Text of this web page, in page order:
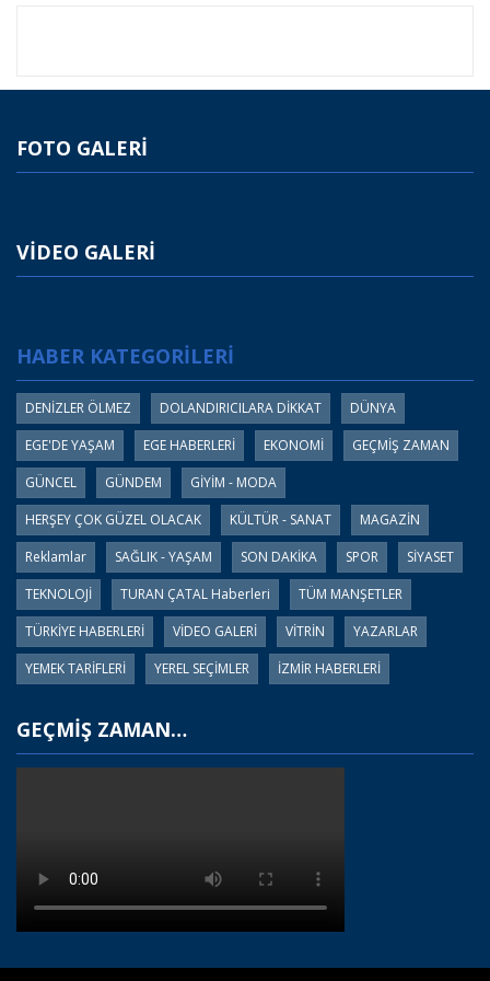
FOTO GALERİ
VİDEO GALERİ
HABER KATEGORİLERİ
DENİZLER ÖLMEZ DOLANDIRICILARA DİKKAT
DÜNYA
EGE'DE YAŞAM
EGE HABERLERİ EKONOMİ
GEÇMİŞ ZAMAN
GÜNCEL
GÜNDEM
GİYİM - MODA
HERŞEY ÇOK GÜZEL OLACAK
KÜLTÜR - SANAT
MAGAZİN
Reklamlar
SAĞLIK - YAŞAM SON DAKİKA SPOR
SİYASET
TEKNOLOJİ
TURAN ÇATAL Haberleri
TÜM MANŞETLER
TÜRKİYE HABERLERİ
VİDEO GALERİ VİTRİN
YAZARLAR
YEMEK TARİFLERİ
YEREL SEÇİMLER İZMİR HABERLERİ
GEÇMİŞ ZAMAN…